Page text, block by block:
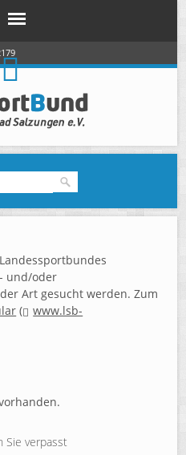
und/oder
Art gesucht werden. Zum
(
www.lsb-
Sie verpasst